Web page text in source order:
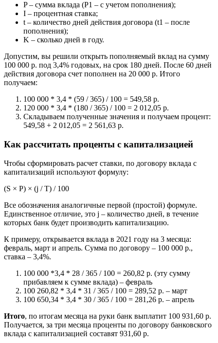
P – сумма вклада (P1 – c учетом пополнения);
I – процентная ставка;
t – количество дней действия договора (t1 – после
пополнения);
K – сколько дней в году.
Допустим, вы решили открыть пополняемый вклад на сумму
100 000 р. под 3,4% годовых, на срок 180 дней. После 60 дней
действия договора счет пополнен на 20 000 р. Итого
получаем:
100 000 * 3,4 * (59 / 365) / 100 = 549,58 р.
120 000 * 3,4 * (180 / 365) / 100 = 2 012,05 р.
Складываем полученные значения и получаем процент:
549,58 + 2 012,05 = 2 561,63 р.
Как рассчитать проценты с капитализацией
Чтобы сформировать расчет ставки, по договору вклада с
капитализаций используют формулу:
(S × P) × (j / T) / 100
Все обозначения аналогичные первой (простой) формуле.
Единственное отличие, это j – количество дней, в течение
которых банк будет производить капитализацию.
К примеру, открывается вклада в 2021 году на 3 месяца:
февраль, март и апрель. Сумма по договору – 100 000 р.,
ставка – 3,4%.
100 000 *3,4 * 28 / 365 / 100 = 260,82 р. (эту сумму
прибавляем к сумме вклада) – февраль
100 260,82 * 3,4 * 31 / 365 / 100 = 289,52 р. – март
100 650,34 * 3,4 * 30 / 365 / 100 = 281,26 р. – апрель
Итого, по итогам месяца на руки банк выплатит 100 931,60 р.
Получается, за три месяца проценты по договору банковского
вклада с капитализацией составят 931,60 р.